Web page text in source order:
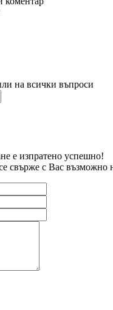
на всички въпроси
е изпратено успешно!
свърже с Вас възможно